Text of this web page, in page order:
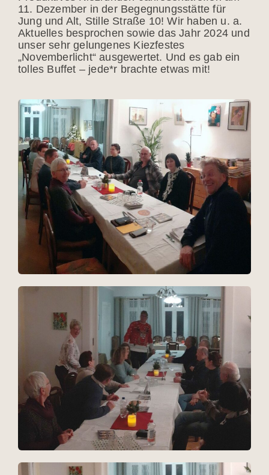
11. Dezember in der Begegnungsstätte für
Jung und Alt, Stille Straße 10! Wir haben u. a.
Aktuelles besprochen sowie das Jahr 2024 und
unser sehr gelungenes Kiezfestes
„Novemberlicht“ ausgewertet. Und es gab ein
tolles Buffet – jede*r brachte etwas mit!